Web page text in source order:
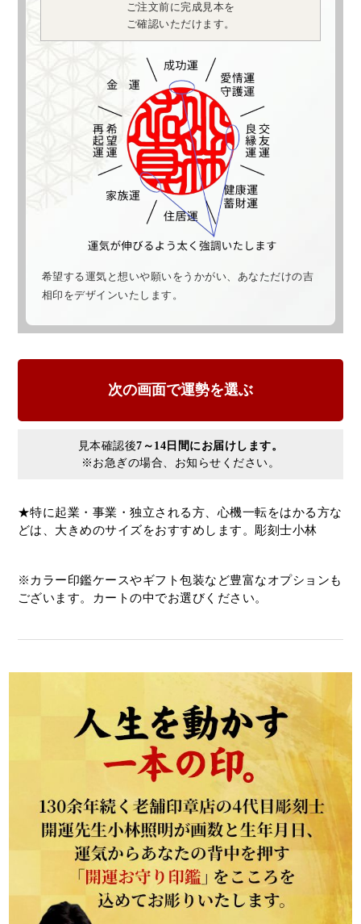
ご注文前に完成見本を
ご確認いただけます。
希望する運気と想いや願いをうかがい、あなただけの吉
相印をデザインいたします。
見本確認後7～14日間にお届けします。
※お急ぎの場合、お知らせください。
★特に起業・事業・独立される方、心機一転をはかる方な
どは、大きめのサイズをおすすめします。彫刻士小林
※カラー印鑑ケースやギフト包装など豊富なオプションも
ございます。カートの中でお選びください。